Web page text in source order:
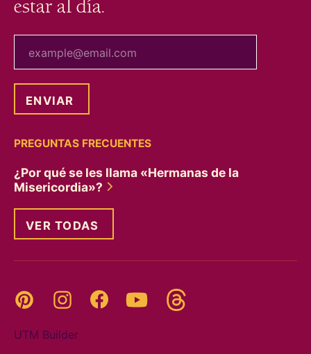
estar al día.
PREGUNTAS FRECUENTES
¿Por qué se les llama «Hermanas de la
Misericordia»?
VER TODAS
Pinterest InstagramFacebookYouTube
UTM Builder